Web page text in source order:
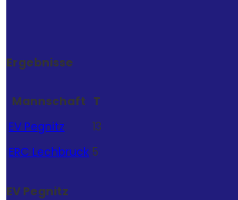
Ergebnisse
Mannschaft T
EV Pegnitz
13
ERC Lechbruck 5
EV Pegnitz